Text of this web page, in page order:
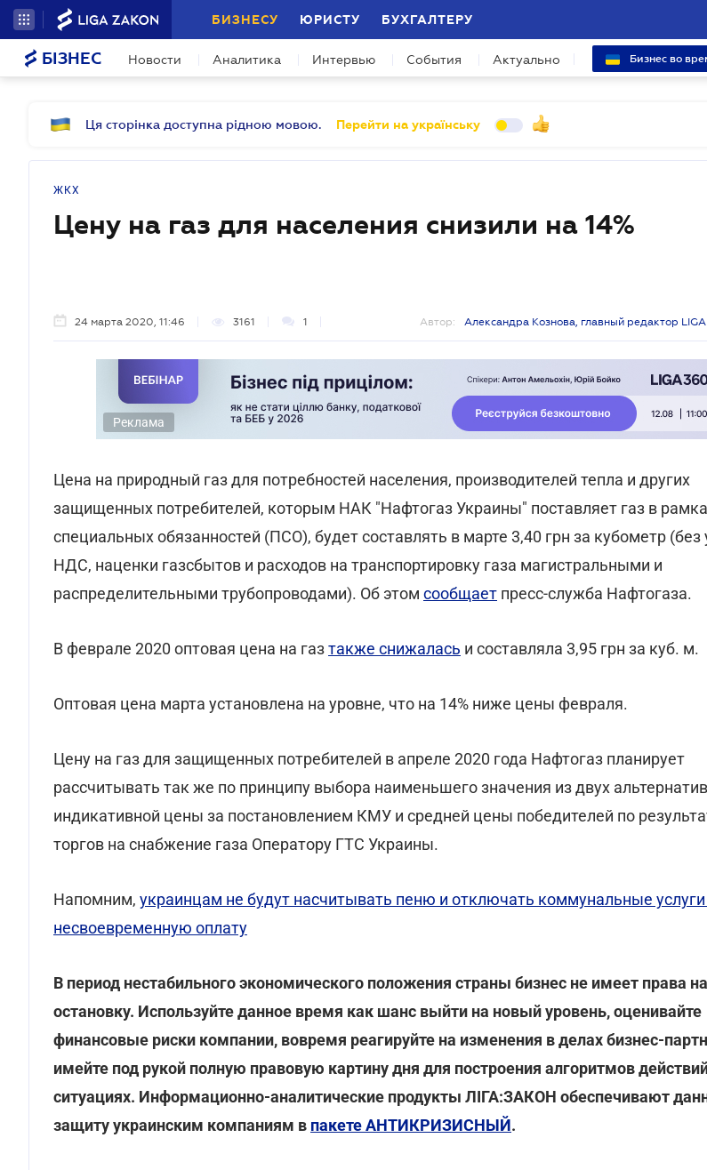
БИЗНЕСУ ЮРИСТУ БУХГАЛТЕРУ
БІЗНЕС Новости Аналитика Интервью События Актуально Бизнес во
Ця сторінка доступна рідною мовою. Перейти на українську
ЖКХ
Цену на газ для населения снизили на 14%
24 марта 2020, 11:46 3161 1 Автор: Александра Кознова, главный редактор
Реклама
Цена на природный газ для потребностей населения, производителей тепла и других
защищенных потребителей, которым НАК "Нафтогаз Украины" поставляет газ в
специальных обязанностей (ПСО), будет составлять в марте 3,40 грн за кубометр (без
НДС, наценки газсбытов и расходов на транспортировку газа магистральными и
распределительными трубопроводами). Об этом сообщает пресс-служба Нафтогаза.
В феврале 2020 оптовая цена на газтакже снижалась и составляла 3,95 грн за куб. м.
Оптовая цена марта установлена на уровне, что на 14% ниже цены февраля.
Цену на газ для защищенных потребителей в апреле 2020 года Нафтогаз планирует
рассчитывать так же по принципу выбора наименьшего значения из двух
индикативной цены за постановлением КМУ и средней цены победителей по
торгов на снабжение газа Оператору ГТС Украины.
Напомним, украинцам не будут насчитывать пеню и отключать коммунальные услуги
несвоевременную оплату
В период нестабильного экономического положения страны бизнес не имеет права на
остановку. Используйте данное время как шанс выйти на новый уровень, оценивайте
финансовые риски компании, вовремя реагируйте на изменения в делах бизнес-
имейте под рукой полную правовую картину дня для построения алгоритмов
ситуациях. Информационно-аналитические продукты ЛІГА:ЗАКОН обеспечивают
защиту украинским компаниям в пакете АНТИКРИЗИСНЫЙ.